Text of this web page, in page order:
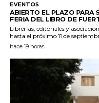
EVENTOS
ABIERTO EL PLAZO PARA
FERIA DEL LIBRO DE
Librerías, editoriales y
hace 19 horas